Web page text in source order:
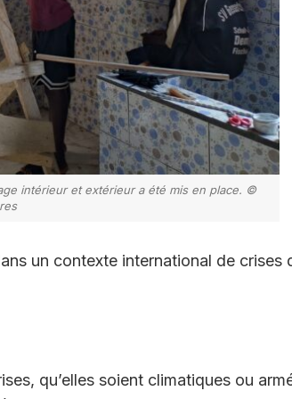
intérieur et extérieur a été mis en place. ©
un contexte international de crises
qu’elles soient climatiques ou